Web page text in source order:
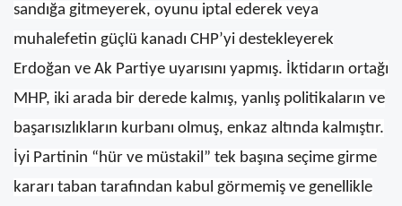
sandığa gitmeyerek, oyunu iptal ederek veya
muhalefetin güçlü kanadı CHP’yi destekleyerek
Erdoğan ve Ak Partiye uyarısını yapmış. İktidarın ortağı
MHP, iki arada bir derede kalmış, yanlış politikaların ve
başarısızlıkların kurbanı olmuş, enkaz altında kalmıştır.
İyi Partinin “hür ve müstakil” tek başına seçime girme
kararı taban tarafından kabul görmemiş ve genellikle